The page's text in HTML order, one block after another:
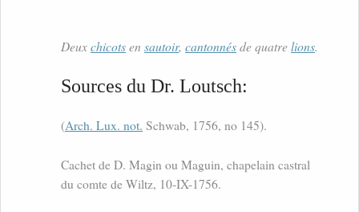
Deuxchicotsen sautoir, cantonnésde quatrelions.
Sources du Dr. Loutsch:
(Arch. Lux. not. Schwab, 1756, no 145).
Cachet de D. Magin ou Maguin, chapelain castral
du comte de Wiltz, 10-IX-1756.